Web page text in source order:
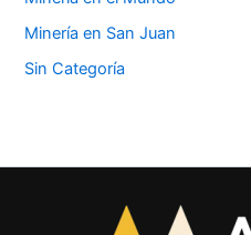
Minería en San Juan
Sin Categoría